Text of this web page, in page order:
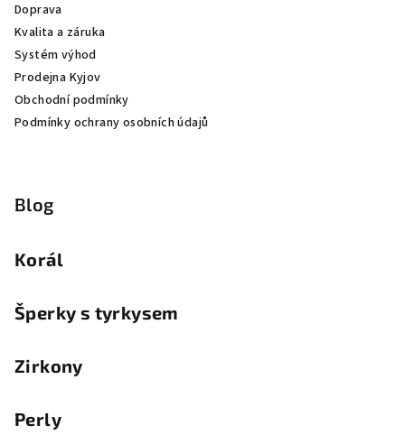
Doprava
Kvalita a záruka
Systém výhod
Prodejna Kyjov
Obchodní podmínky
Podmínky ochrany osobních údajů
Blog
Korál
Šperky s tyrkysem
Zirkony
Perly